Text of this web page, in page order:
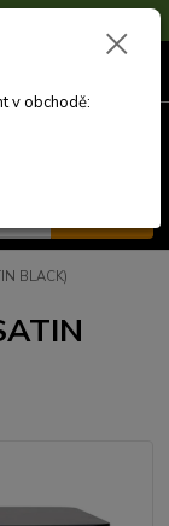
BLACK)
v obchodě: